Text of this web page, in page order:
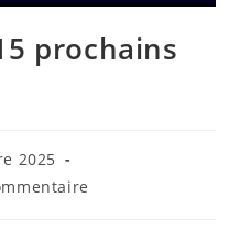
prochains
2025